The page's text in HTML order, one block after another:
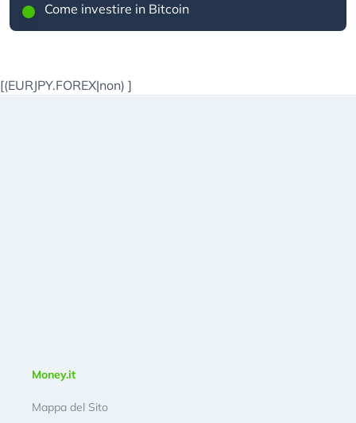
Come investire in Bitcoin
[(EURJPY.FOREX|non) ]
Money.it
Mappa del Sito